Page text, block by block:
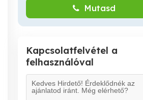
Mutasd
Kapcsolatfelvétel a
felhasználóval